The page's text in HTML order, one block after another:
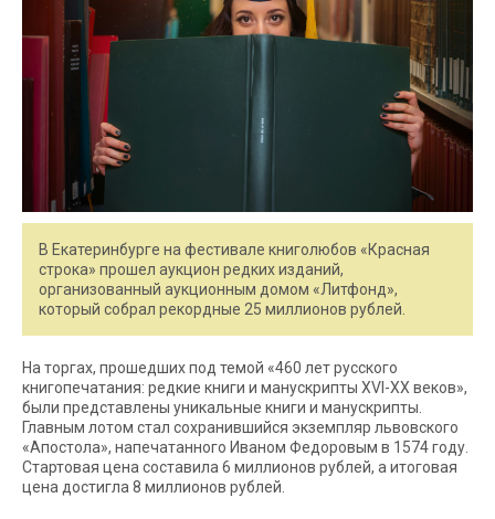
В Екатеринбурге на фестивале книголюбов «Красная
строка» прошел аукцион редких изданий,
организованный аукционным домом «Литфонд»,
который собрал рекордные 25 миллионов рублей.
На торгах, прошедших под темой «460 лет русского
книгопечатания: редкие книги и манускрипты XVI-XX веков»,
были представлены уникальные книги и манускрипты.
Главным лотом стал сохранившийся экземпляр львовского
«Апостола», напечатанного Иваном Федоровым в 1574 году.
Стартовая цена составила 6 миллионов рублей, а итоговая
цена достигла 8 миллионов рублей.